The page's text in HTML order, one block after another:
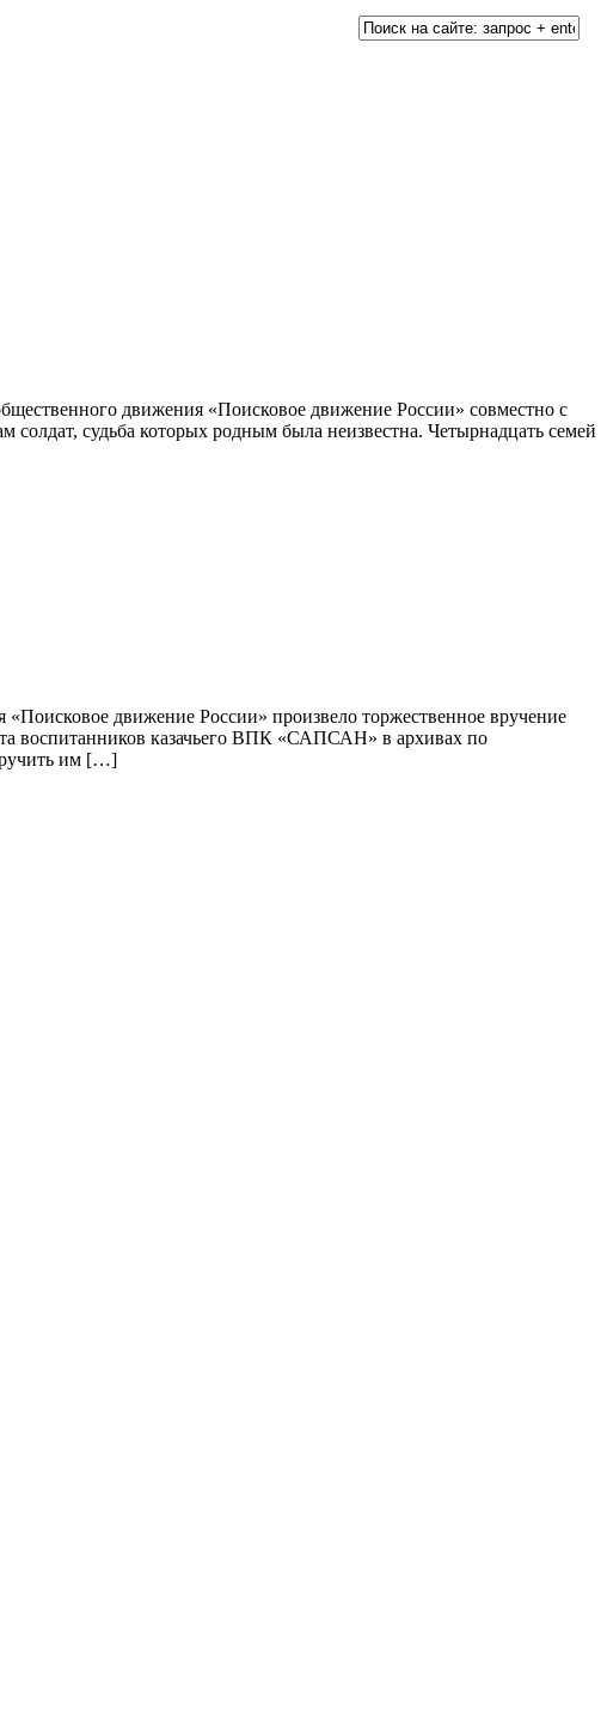
движения «Поисковое движение России» совместно с
солдат, судьба которых родным была неизвестна. Четырнадцать семей
движение России» произвело торжественное вручение
воспитанников казачьего ВПК «САПСАН» в архивах по
им […]